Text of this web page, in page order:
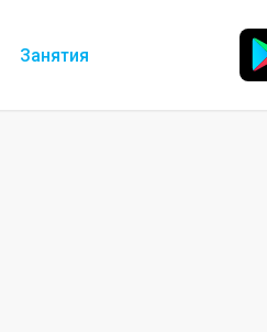
Занятия